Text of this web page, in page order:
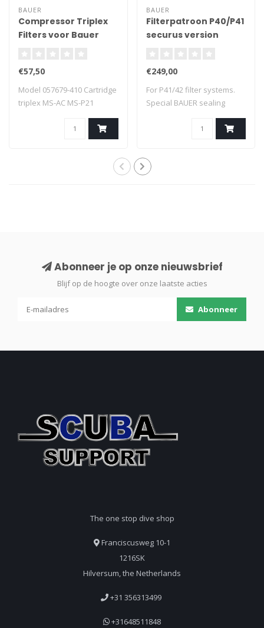
BAUER
Compressor Triplex
Filters voor Bauer
€57,50
Model 057679-410 Cartridge
triplex MS-AC MS-P21
BAUER
Filterpatroon P40/P41
securus version
€249,00
For P41/42 filter systems.
Special BAUER sealing
Abonneer je op onze nieuwsbrief
Blijf op de hoogte over onze laatste acties
Abonneer
The one stop dive shop
Franciscusweg 10-1
1216SK
Hilversum, the Netherlands
+31 356313499
+31648511848